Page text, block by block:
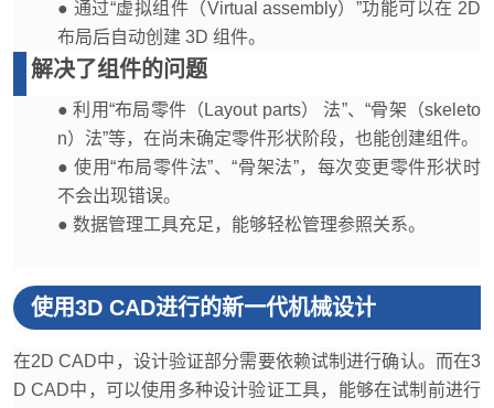
● 通过“虚拟组件（Virtual assembly）”功能可以在 2D
布局后自动创建 3D 组件。
解决了组件的问题
● 利用“布局零件（Layout parts） 法”、“骨架（skeleto
n）法”等，在尚未确定零件形状阶段，也能创建组件。
● 使用“布局零件法”、“骨架法”，每次变更零件形状时
不会出现错误。
● 数据管理工具充足，能够轻松管理参照关系。
使用3D CAD进行的新一代机械设计
在2D CAD中，设计验证部分需要依赖试制进行确认。而在3
D CAD中，可以使用多种设计验证工具，能够在试制前进行